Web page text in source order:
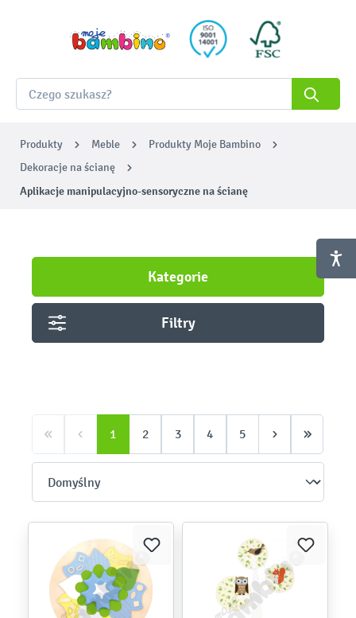
Produkty Meble
Produkty Moje Bambino
Dekoracje na ścianę
Aplikacje manipulacyjno-sensoryczne na ścianę
Kategorie
Filtry
1 2 3 4 5